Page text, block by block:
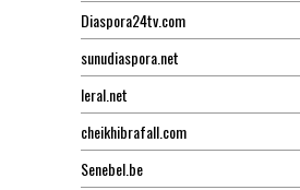
Diaspora24tv.com
sunudiaspora.net
leral.net
cheikhibrafall.com
Senebel.be